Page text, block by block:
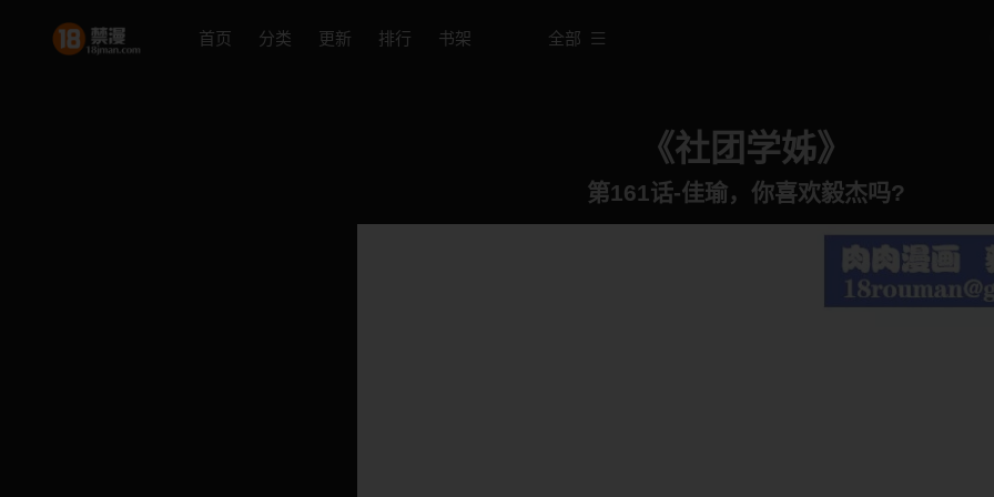
首页 分类 更新 排行 书架 全部
《社团学姊》
第161话-佳瑜，你喜欢毅杰吗?